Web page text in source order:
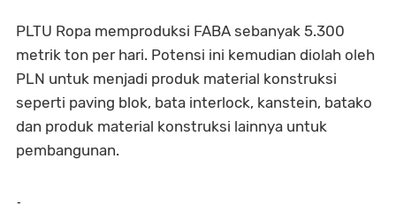
PLTU Ropa memproduksi FABA sebanyak 5.300
metrik ton per hari. Potensi ini kemudian diolah oleh
PLN untuk menjadi produk material konstruksi
seperti paving blok, bata interlock, kanstein, batako
dan produk material konstruksi lainnya untuk
pembangunan.
-